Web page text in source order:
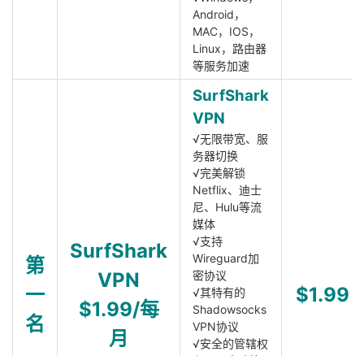
Android，
MAC，IOS，
Linux，路由器
等服务加速
第
一
名
SurfShark
VPN
$1.99/每
月
SurfShark
VPN
√无限带宽、服
务器切换
√完美解锁
Netflix、迪士
尼、Hulu等流
媒体
√支持
Wireguard加
密协议
√其特有的
Shadowsocks
VPN协议
√安全的管辖权
$1.99